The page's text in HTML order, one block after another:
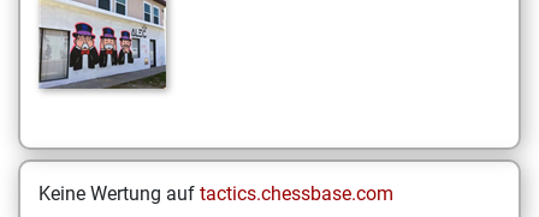
Keine Wertung auf tactics.chessbase.com